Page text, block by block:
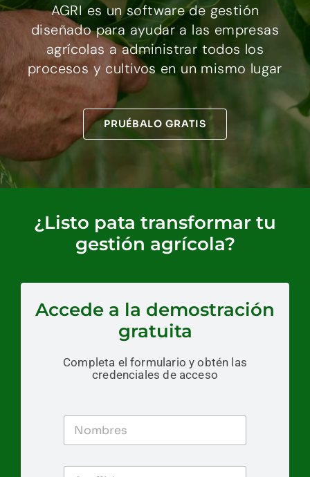
AGRI es un software de gestión
diseñado para ayudar a las empresas
agrícolas a administrar todos los
procesos y cultivos en un mismo lugar
PRUÉBALO GRATIS
¿Listo pata transformar tu
gestión agrícola?
Accede a la demostración
gratuita
Completa el formulario y obtén las
credenciales de acceso